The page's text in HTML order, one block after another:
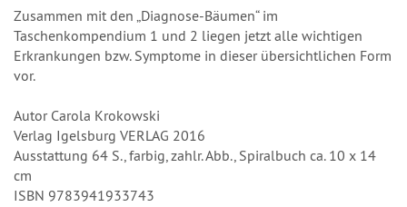
Zusammen mit den „Diagnose-Bäumen“ im
Taschenkompendium 1 und 2 liegen jetzt alle wichtigen
Erkrankungen bzw. Symptome in dieser übersichtlichen Form
vor.
Autor Carola Krokowski
Verlag Igelsburg VERLAG 2016
Ausstattung 64 S., farbig, zahlr. Abb., Spiralbuch ca. 10 x 14
cm
ISBN 9783941933743